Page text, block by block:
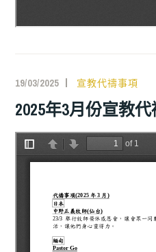
19/03/2025 宣教代禱事項
2025年3月份宣教